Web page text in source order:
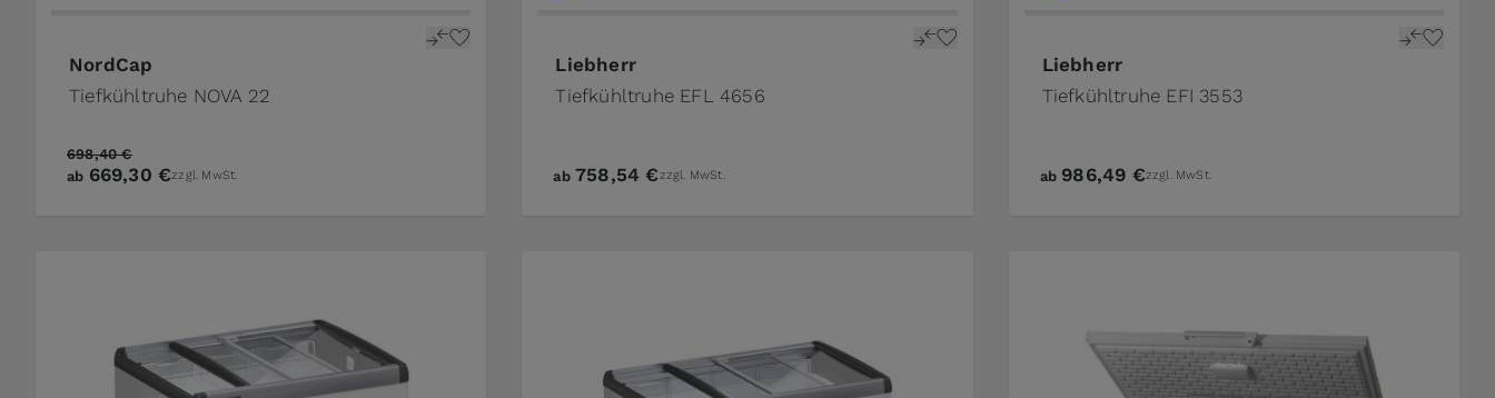
NordCap
Tiefkühltruhe NOVA 22
ab 669,30 €
698,40 €
zzgl. MwSt.
Liebherr
Tiefkühltruhe EFL 4656
ab 758,54 €zzgl. MwSt.
Liebherr
Tiefkühltruhe EFI 3553
ab 986,49 €zzgl. MwSt.